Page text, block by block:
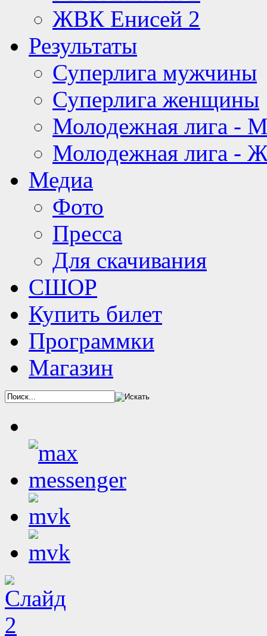
ЖВК Енисей 2
Результаты
Суперлига мужчины
Суперлига женщины
Молодежная лига -
Молодежная лига -
Медиа
Фото
Пресса
Для скачивания
СШОР
Купить билет
Программки
Магазин